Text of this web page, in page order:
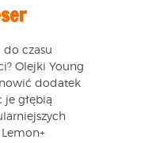
do czasu
Olejki Young
dodatek
je głębią